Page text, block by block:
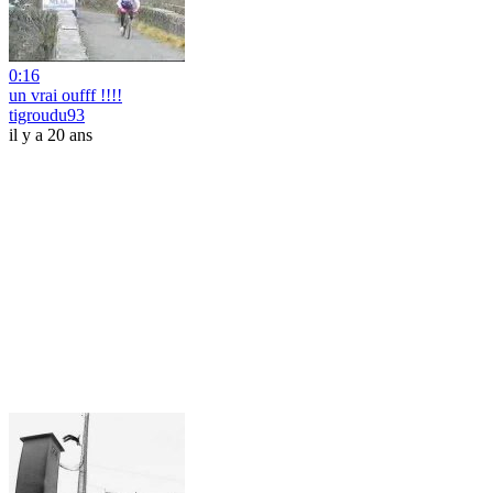
0:16
un vrai oufff !!!!
tigroudu93
il y a 20 ans